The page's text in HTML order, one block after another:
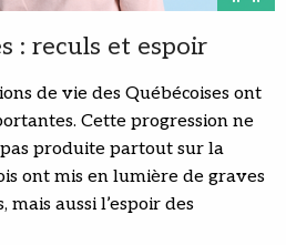
: reculs et espoir
de vie des Québécoises ont
Cette progression ne
produite partout sur la
ont mis en lumière de graves
mais aussi l’espoir des